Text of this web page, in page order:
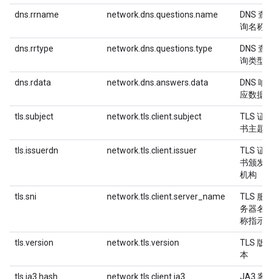
dns.rrname network.dns.questions.name
DNS 查
询名称
dns.rrtype network.dns.questions.type
DNS 查
询类型
dns.rdata network.dns.answers.data
DNS 响
应数据
tls.subject network.tls.client.subject
TLS 证
书主题
tls.issuerdn network.tls.client.issuer
TLS 证
书颁发
机构
tls.sni network.tls.client.server_name
TLS 服
务器名
称指示
tls.version network.tls.version
TLS 版
本
tls.ja3.hash network.tls.client.ja3 JA3 客